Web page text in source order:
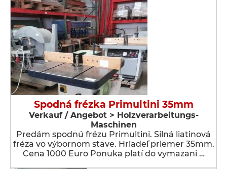
Spodná frézka Primultini 35mm
Verkauf / Angebot > Holzverarbeitungs-
Maschinen
Predám spodnú frézu Primultini. Silná liatinová
fréza vo výbornom stave. Hriadeľ priemer 35mm.
Cena 1000 Euro Ponuka platí do vymazani …